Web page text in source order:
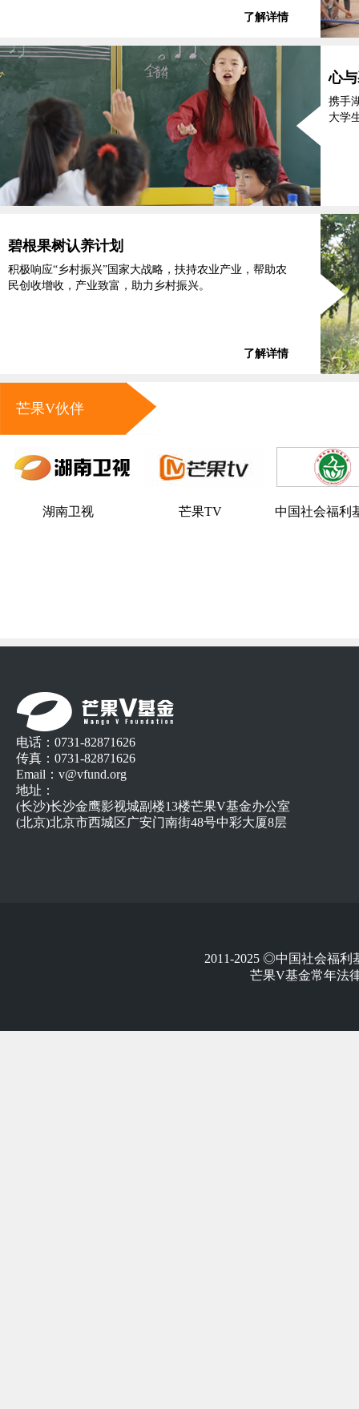
了解详情
心
携手
大学
碧根果树认养计划
积极响应“乡村振兴”国家大战略，扶持农业产业，帮助农
民创收增收，产业致富，助力乡村振兴。
了解详情
芒果V伙伴
湖南卫视 芒果TV 中国社会福利
电话：0731-82871626
传真：0731-82871626
Email：v@vfund.org
地址：
(长沙)长沙金鹰影视城副楼13楼芒果V基金办公室
(北京)北京市西城区广安门南街48号中彩大厦8层
2011-2025 ◎中国社会福
芒果V基金常年法